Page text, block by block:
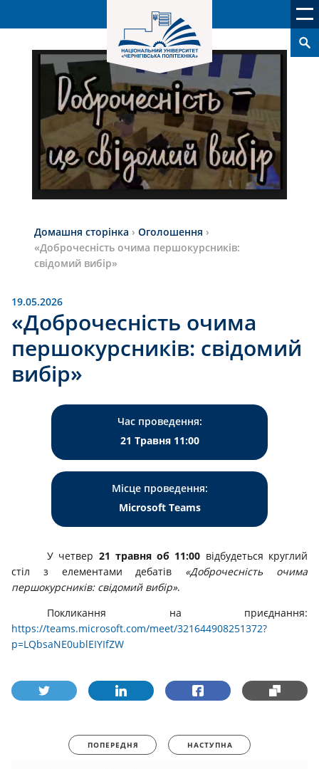
Домашня сторінка › Оголошення ›
«Доброчесність очима першокурсників:
свідомий вибір»
19.05.2026
«Доброчесність очима
першокурсників: свідомий
вибір»
Час проведення:
21 Травня 11:00
Місце проведення:
Microsoft Тeams
У четвер 21 травня об 11:00 відбудеться круглий
стіл з елементами дебатів «Доброчесність очима
першокурсників: свідомий вибір».
Покликання на приєднання:
https://teams.microsoft.com/meet/321644908251372?
p=LQbsaNE0ublEIYIfZW
ПОПЕРЕДНЯ НАСТУПНА